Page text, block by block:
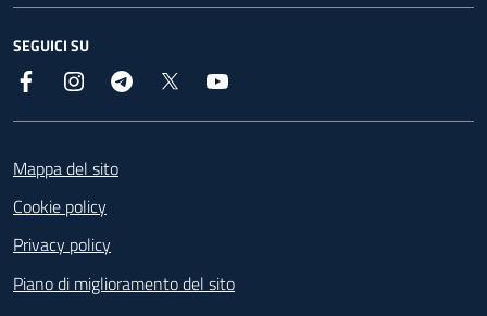
SEGUICI SU
Facebook InstagramTelegram
Mappa del sito
Cookie policy
Privacy policy
Piano di miglioramento del sito